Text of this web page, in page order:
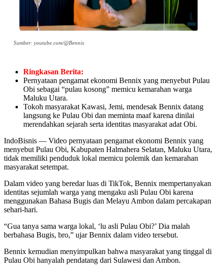
Sumber: youtube.com/@Bennix
Ringkasan Berita:
Pernyataan pengamat ekonomi Bennix yang menyebut Pulau
Obi sebagai “pulau kosong” memicu kemarahan warga
Maluku Utara.
Tokoh masyarakat Kawasi, Jemi, mendesak Bennix datang
langsung ke Pulau Obi dan meminta maaf karena dinilai
merendahkan sejarah serta identitas masyarakat adat Obi.
IndoBisnis — Video pernyataan pengamat ekonomi Bennix yang
menyebut Pulau Obi, Kabupaten Halmahera Selatan, Maluku Utara,
tidak memiliki penduduk lokal memicu polemik dan kemarahan
masyarakat setempat.
Dalam video yang beredar luas di TikTok, Bennix mempertanyakan
identitas sejumlah warga yang mengaku asli Pulau Obi karena
menggunakan Bahasa Bugis dan Melayu Ambon dalam percakapan
sehari-hari.
“Gua tanya sama warga lokal, ‘lu asli Pulau Obi?’ Dia malah
berbahasa Bugis, bro,” ujar Bennix dalam video tersebut.
Bennix kemudian menyimpulkan bahwa masyarakat yang tinggal di
Pulau Obi hanyalah pendatang dari Sulawesi dan Ambon.